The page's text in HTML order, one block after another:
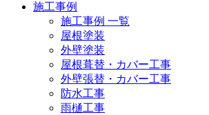
施工事例
施工事例 一覧
屋根塗装
外壁塗装
屋根葺替・カバー工事
外壁張替・カバー工事
防水工事
雨樋工事